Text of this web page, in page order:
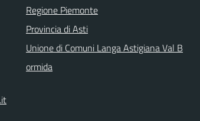
Regione Piemonte
Provincia di Asti
Unione di Comuni Langa Astigiana Val B
ormida